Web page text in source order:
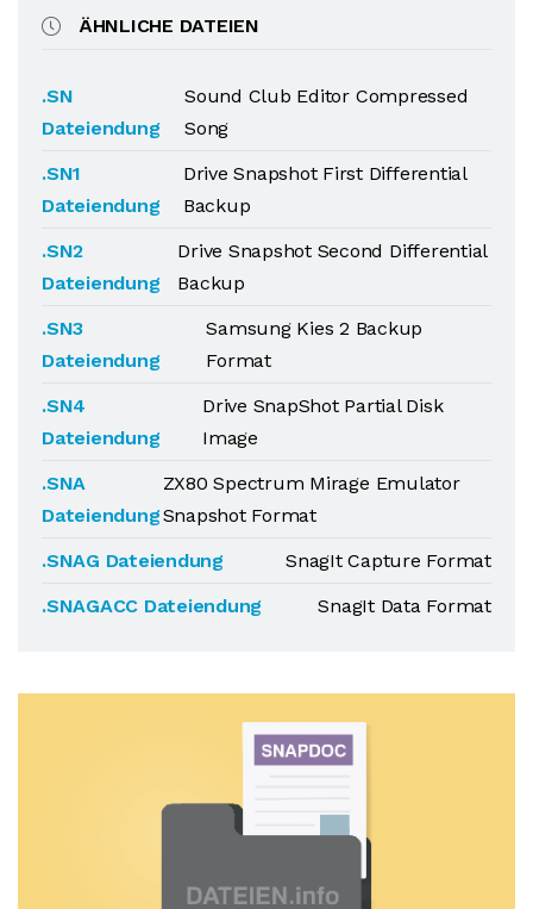
ÄHNLICHE DATEIEN
.SN
Dateiendung
Sound Club Editor Compressed
Song
.SN1
Dateiendung
Drive Snapshot First Differential
Backup
.SN2
Dateiendung
Drive Snapshot Second Differential
Backup
.SN3
Dateiendung
Samsung Kies 2 Backup
Format
.SN4
Dateiendung
Drive SnapShot Partial Disk
Image
.SNA
Dateiendung
ZX80 Spectrum Mirage Emulator
Snapshot Format
.SNAG Dateiendung
SnagIt Capture Format
.SNAGACC Dateiendung
SnagIt Data Format